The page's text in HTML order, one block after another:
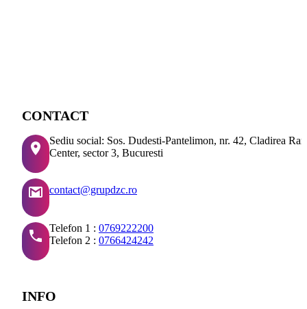
CONTACT
Sediu social: Sos. Dudesti-Pantelimon, nr. 42, Cladirea
Center, sector 3, Bucuresti
contact@grupdzc.ro
Telefon 1 : 0769222200
Telefon 2 : 0766424242
INFO